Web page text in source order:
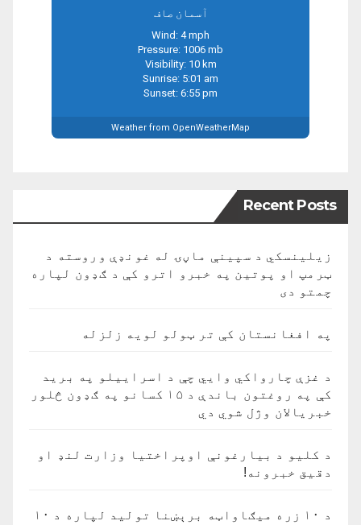
آسمان صاف
Wind: 4 mph
Pressure: 1006 mb
Visibility: 10 km
Sunrise: 5:01 am
Sunset: 6:55 pm
Weather from OpenWeatherMap
Recent Posts
زیلینسکي د سپینې ماڼۍ له غونډې وروسته د
ټرمپ او پوتین په خبرو اترو کې د ګډون لپاره
چمتو دی
په افغانستان کې تر ټولو لویه زلزله
د غزې چارواکي وايي چې د اسراییلو په برید
کې په روغتون باندې د ۱۵ کسانو په ګډون څلور
خبریالان وژل شوي دي
د کلیو د بیارغونې اوپراختیا وزارت لنډ او
دقیق خبرونه!
د ۱۰ زره میګاواټه برېښنا تولید لپاره د ۱۰